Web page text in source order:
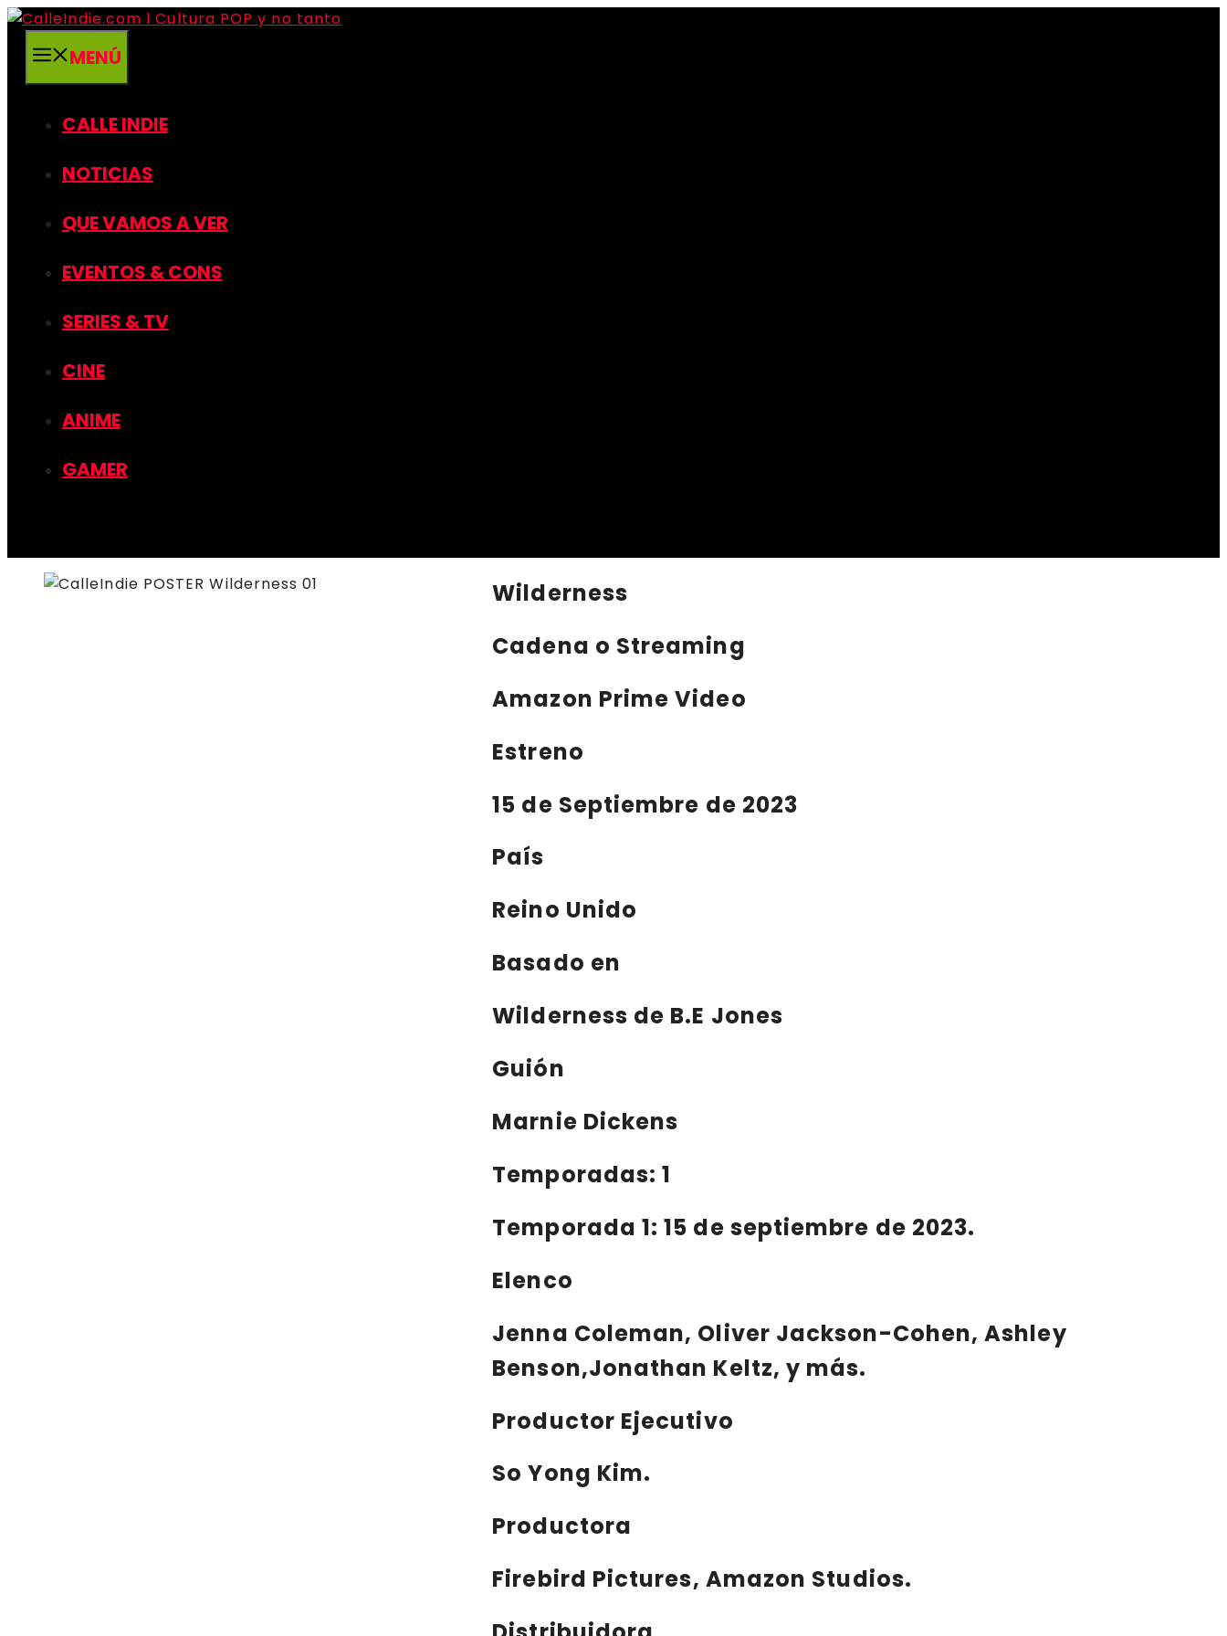
Saltar
contenidoMENÚ
CALLE INDIE
NOTICIAS
QUE VAMOS A VER
EVENTOS & CONS
SERIES & TV
CINE
ANIME
GAMER
Wilderness
Cadena o Streaming
Amazon Prime Video
Estreno
15 de Septiembre de 2023
País
Reino Unido
Basado en
Wilderness de B.E Jones
Guión
Marnie Dickens
Temporadas: 1
Temporada 1: 15 de septiembre de 2023.
Elenco
Jenna Coleman, Oliver Jackson-Cohen, Ashley
Benson,Jonathan Keltz, y más.
Productor Ejecutivo
So Yong Kim.
Productora
Firebird Pictures, Amazon Studios.